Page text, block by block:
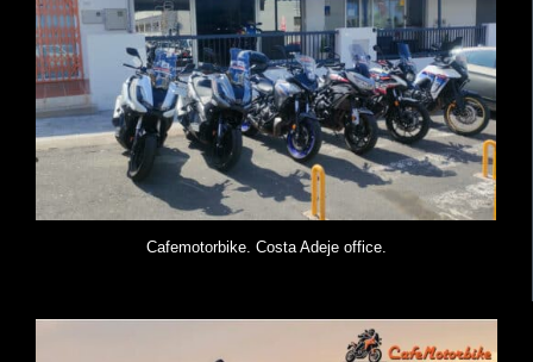
Cafemotorbike. Costa Adeje office.